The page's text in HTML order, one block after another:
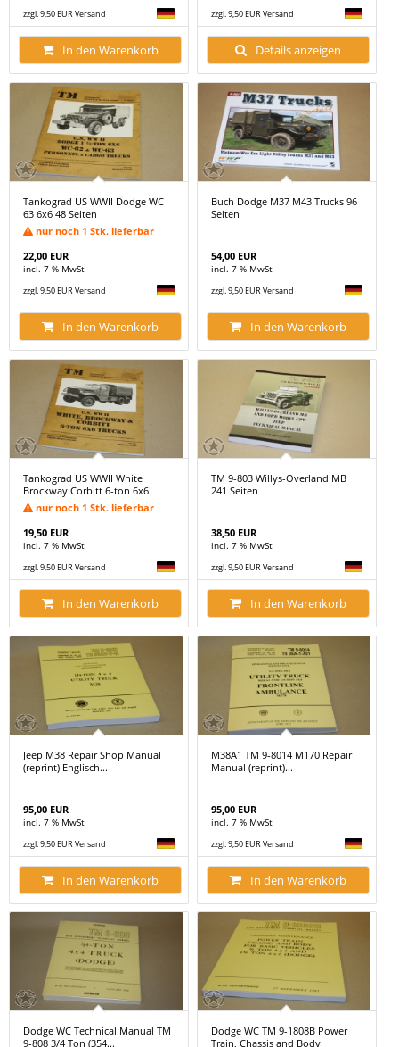
zzgl. 9,50 EUR Versand
In den Warenkorb
zzgl. 9,50 EUR Versand
Details anzeigen
Tankograd US WWII Dodge WC
63 6x6 48 Seiten
nur noch 1 Stk. lieferbar
22,00 EUR
incl. 7 % MwSt
zzgl. 9,50 EUR Versand
In den Warenkorb
Buch Dodge M37 M43 Trucks 96
Seiten
54,00 EUR
incl. 7 % MwSt
zzgl. 9,50 EUR Versand
In den Warenkorb
Tankograd US WWII White
Brockway Corbitt 6-ton 6x6
nur noch 1 Stk. lieferbar
19,50 EUR
incl. 7 % MwSt
zzgl. 9,50 EUR Versand
In den Warenkorb
TM 9-803 Willys-Overland MB
241 Seiten
38,50 EUR
incl. 7 % MwSt
zzgl. 9,50 EUR Versand
In den Warenkorb
Jeep M38 Repair Shop Manual
(reprint) Englisch...
95,00 EUR
incl. 7 % MwSt
zzgl. 9,50 EUR Versand
In den Warenkorb
M38A1 TM 9-8014 M170 Repair
Manual (reprint)...
95,00 EUR
incl. 7 % MwSt
zzgl. 9,50 EUR Versand
In den Warenkorb
Dodge WC Technical Manual TM
9-808 3/4 Ton (354...
Dodge WC TM 9-1808B Power
Train, Chassis and Body